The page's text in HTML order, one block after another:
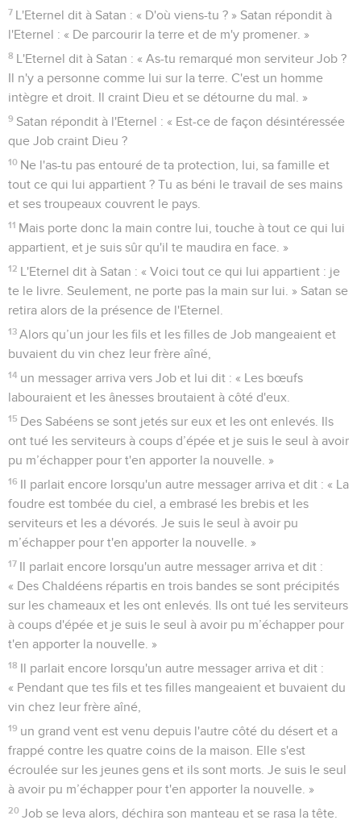
7 L'Eternel dit à Satan : « D'où viens-tu ? » Satan répondit à
l'Eternel : « De parcourir la terre et de m'y promener. »
8 L'Eternel dit à Satan : « As-tu remarqué mon serviteur Job ?
Il n'y a personne comme lui sur la terre. C'est un homme
intègre et droit. Il craint Dieu et se détourne du mal. »
9 Satan répondit à l'Eternel : « Est-ce de façon désintéressée
que Job craint Dieu ?
10 Ne l'as-tu pas entouré de ta protection, lui, sa famille et
tout ce qui lui appartient ? Tu as béni le travail de ses mains
et ses troupeaux couvrent le pays.
11 Mais porte donc la main contre lui, touche à tout ce qui lui
appartient, et je suis sûr qu'il te maudira en face. »
12 L'Eternel dit à Satan : « Voici tout ce qui lui appartient : je
te le livre. Seulement, ne porte pas la main sur lui. » Satan se
retira alors de la présence de l'Eternel.
13 Alors qu’un jour les fils et les filles de Job mangeaient et
buvaient du vin chez leur frère aîné,
14 un messager arriva vers Job et lui dit : « Les bœufs
labouraient et les ânesses broutaient à côté d'eux.
15 Des Sabéens se sont jetés sur eux et les ont enlevés. Ils
ont tué les serviteurs à coups d’épée et je suis le seul à avoir
pu m’échapper pour t'en apporter la nouvelle. »
16 Il parlait encore lorsqu'un autre messager arriva et dit : « La
foudre est tombée du ciel, a embrasé les brebis et les
serviteurs et les a dévorés. Je suis le seul à avoir pu
m’échapper pour t'en apporter la nouvelle. »
17 Il parlait encore lorsqu'un autre messager arriva et dit :
« Des Chaldéens répartis en trois bandes se sont précipités
sur les chameaux et les ont enlevés. Ils ont tué les serviteurs
à coups d'épée et je suis le seul à avoir pu m’échapper pour
t'en apporter la nouvelle. »
18 Il parlait encore lorsqu'un autre messager arriva et dit :
« Pendant que tes fils et tes filles mangeaient et buvaient du
vin chez leur frère aîné,
19 un grand vent est venu depuis l'autre côté du désert et a
frappé contre les quatre coins de la maison. Elle s'est
écroulée sur les jeunes gens et ils sont morts. Je suis le seul
à avoir pu m’échapper pour t'en apporter la nouvelle. »
20 Job se leva alors, déchira son manteau et se rasa la tête.